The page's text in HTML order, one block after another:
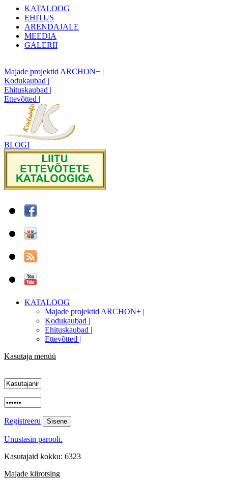
KATALOOG
EHITUS
ARENDAJALE
MEEDIA
GALERII
Majade projektid ARCHON+ |
Kodukaubad |
Ehituskaubad |
Ettevõtted |
BLOGI
KATALOOG
Majade projektid ARCHON+ |
Kodukaubad |
Ehituskaubad |
Ettevõtted |
Kasutaja menüü
Registreeru
Unustasin parooli.
Kasutajaid kokku: 6323
Majade kiirotsing